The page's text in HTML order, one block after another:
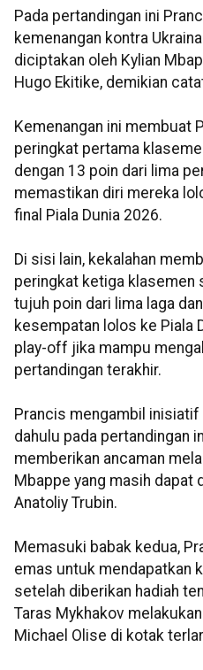
Pada pertandingan ini
kemenangan kontra
diciptakan oleh Kylian
Hugo Ekitike, demikian
Kemenangan ini membuat
peringkat pertama
dengan 13 poin dari lima
memastikan diri mereka
final Piala Dunia 2026.
Di sisi lain, kekalahan
peringkat ketiga klasemen
tujuh poin dari lima laga
kesempatan lolos ke Piala
play-off jika mampu
pertandingan terakhir.
Prancis mengambil
dahulu pada pertandingan
memberikan ancaman
Mbappe yang masih dapat
Anatoliy Trubin.
Memasuki babak kedua,
emas untuk mendapatkan
setelah diberikan hadiah
Taras Mykhakov
Michael Olise di kotak